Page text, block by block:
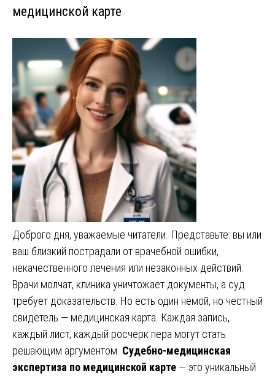
медицинской карте
Доброго дня, уважаемые читатели. Представьте: вы или
ваш близкий пострадали от врачебной ошибки,
некачественного лечения или незаконных действий.
Врачи молчат, клиника уничтожает документы, а суд
требует доказательств. Но есть один немой, но честный
свидетель — медицинская карта. Каждая запись,
каждый лист, каждый росчерк пера могут стать
решающим аргументом. Судебно-медицинская
экспертиза по медицинской карте — это уникальный